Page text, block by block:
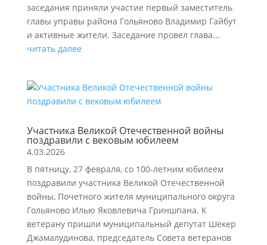
заседания приняли участие первый заместитель
главы управы района Гольяново Владимир Гайбут
и активные жители. Заседание провел глава...
читать далее
Участника Великой Отечественной войны
поздравили с вековым юбилеем
4.03.2026
В пятницу, 27 февраля, со 100-летним юбилеем
поздравили участника Великой Отечественной
войны, Почетного жителя муниципального округа
Гольяново Илью Яковлевича Гриншпана. К
ветерану пришли муниципальный депутат Шекер
Джамалудинова, председатель Совета ветеранов